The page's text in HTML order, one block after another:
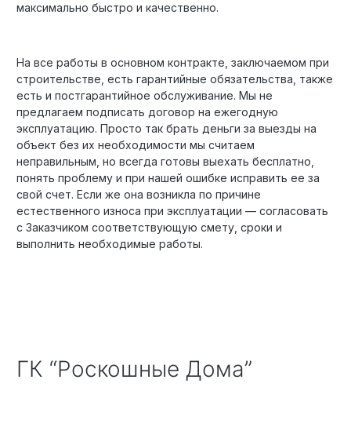
максимально быстро и качественно.
На все работы в основном контракте, заключаемом при
строительстве, есть гарантийные обязательства, также
есть и постгарантийное обслуживание. Мы не
предлагаем подписать договор на ежегодную
эксплуатацию. Просто так брать деньги за выезды на
объект без их необходимости мы считаем
неправильным, но всегда готовы выехать бесплатно,
понять проблему и при нашей ошибке исправить ее за
свой счет. Если же она возникла по причине
естественного износа при эксплуатации — согласовать
с Заказчиком соответствующую смету, сроки и
выполнить необходимые работы.
ГК “Роскошные Дома”